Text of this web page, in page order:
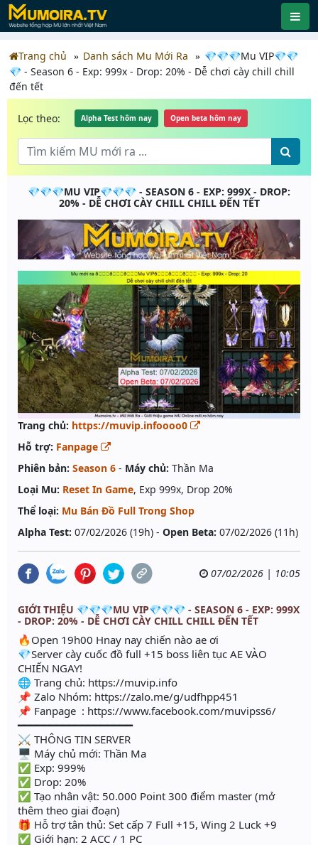
Trang chủ Danh sách Mu Mới Ra
💎💎💎Mu VIP💎💎
💎 - Season 6 - Exp: 999x - Drop: 20% - Dễ chơi cày chill chill
đến tết
Lọc theo: Alpha Test hôm nay Open beta hôm nay
💎💎💎MU VIP💎💎💎 - SEASON 6 - EXP: 999X - DROP:
20% - DỄ CHƠI CÀY CHILL CHILL ĐẾN TẾT
Trang chủ: https://muvip.infoooo0
Hỗ trợ: Fanpage
Phiên bản: Season 6 - Máy chủ: Thần Ma
Loại Mu: Reset In Game, Exp 999x, Drop 20%
Thể loại: Mu Bán Đồ Full Trong Shop
Alpha Test: 07/02/2026 (19h) - Open Beta: 07/02/2026 (11h)
07/02/2026 | 10:05
GIỚI THIỆU 💎💎💎MU VIP💎💎💎 - SEASON 6 - EXP: 999X
- DROP: 20% - DỄ CHƠI CÀY CHILL CHILL ĐẾN TẾT
🔥Open 19h00 Hnay nay chiến nào ae ơi
💎Server cày cuốc đồ full +15 boss liên tục AE VÀO
CHIẾN NGAY!
🌐 Trang chủ: https://muvip.info
📌 Zalo Nhóm: https://zalo.me/g/udfhpp451
📌 Fanpage : https://www.facebook.com/muvipss6/
━━━━━━━━━━━━━━━━━━
⚔️ THÔNG TIN SERVER
🖥 Máy chủ mới: Thần Ma
✅ Exp: 999%
✅ Drop: 20%
✅ Tạo nhân vật: 50.000 Point 300 điểm master (mở
thêm theo giai đoạn)
🎁 Hỗ trợ tân thủ: Set cấp 7 Full +15, Wing 2 Luck +9
✅ Giới hạn: 2 ACC / 1 PC